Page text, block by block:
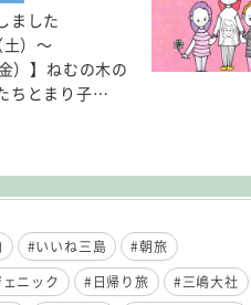
ました
土）～
）】ねむの木の
ちとまり子…
#いいね三島
#朝旅
ニック
#日帰り旅
#三嶋大社